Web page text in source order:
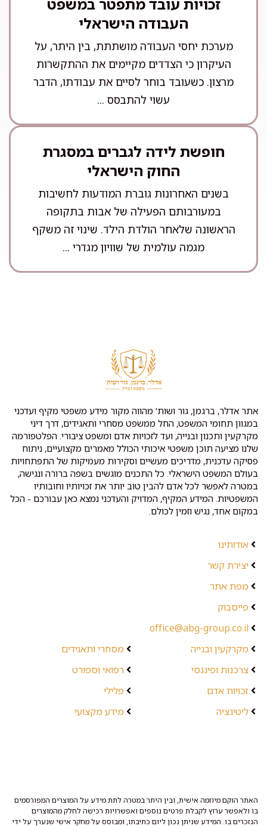
העבודה הישראלי
מערכת יחסי העבודה מושתתת, בין היתר, על
העיקרון כי הצדדים מקיימים את ההתקשרות
מרצון. כשעובד בוחר לסיים את עבודתו, הדבר
עשוי להתבסס ...
חופשת לידה לגברים במסגרת
החוק הישראלי
בשנים האחרונות גוברת המודעות לחשיבות
במעורבותם הפעילה של אבות בתקופה
הראשונה שלאחר הולדת הילד. שינוי זה משקף
מגמה עולמית של שוויון מגדרי ...
אתר אדלר, ברגמן, גור ושות' מהווה מקור מידע משפטי מקיף ועדכני
במגוון תחומי המשפט, החל ממשפט מסחרי ותאגידים, דרך דיני
מקרקעין ותכנון ובנייה, ועד לזכויות אדם ומשפט ציבורי. הפלטפורמה
שלנו מציעה תוכן משפטי איכותי הכולל מאמרים מקצועיים, ניתוח
פסיקה עדכנית, מדריכים מעשיים וסקירות מעמיקות של התפתחויות
בעולם המשפט הישראלי. כל התכנים מוגשים בשפה ברורה ונגישה,
במטרה לאפשר לכל אדם להבין טוב יותר את זכויותיו וחובותיו
המשפטיות. המידע המקיף, המדויק והעדכני נמצא כאן עבורכם - הכל
במקום אחד, נגיש וזמין לכולם.
אודותינו
יצירת קשר
מפת אתר
פייסבוק
office@abg-group.co.il
מקרקעין ובנייה
צרכנות ופיננסי
זכויות אדם
ליטיגציה
מסחרי ותאגידים
רפואי וספורט
פלילי
מידע מקצועי
האתר הוקם מיוזמה אישית, ובין היתר במטרה לתת מידע על המוצרים המפורסמים
בו ולאפשר ערוץ לקבלת פרטים נוספים ואפשרויות רכישה לחלק מהמוצרים
הנזכרים בו. המידע שניתן נכון ליום כתיבתו, ומבוסס על מחקר אישי שנערך על ידי